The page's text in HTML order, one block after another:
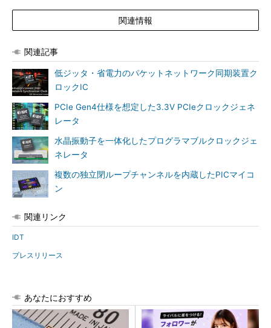
関連情報
関連記事
低ジッタ・省電力のパケットネットワーク同期装置ク
ロックIC
PCIe Gen4仕様を想定した3.3V PCIeクロックジェネ
レータ
水晶振動子を一体化したプログラマブルクロックジェ
ネレータ
複数の独立閉ループチャンネルを内蔵したPICマイコ
ン
関連リンク
IDT
プレスリリース
あなたにおすすめ